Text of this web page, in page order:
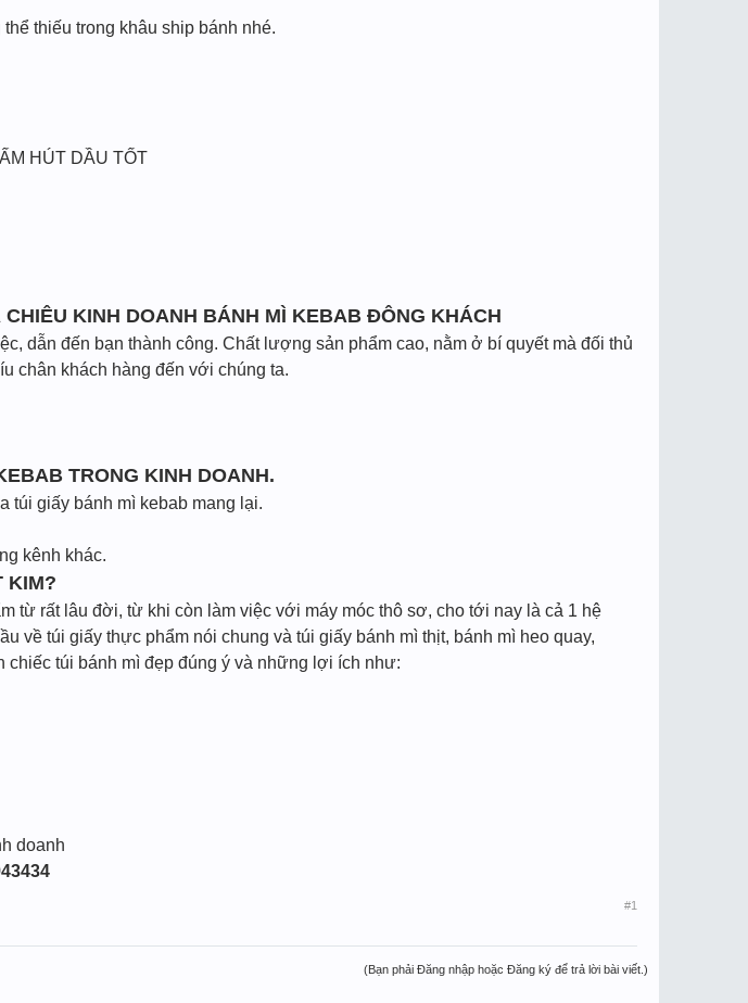
thiếu trong khâu ship bánh nhé.
HÚT DẦU TỐT
KINH DOANH BÁNH MÌ KEBAB ĐÔNG KHÁCH
dẫn đến bạn thành công. Chất lượng sản phẩm cao, nằm ở bí quyết mà đối thủ
chân khách hàng đến với chúng ta.
TRONG KINH DOANH.
túi giấy bánh mì kebab mang lại.
kênh khác.
KIM?
từ rất lâu đời, từ khi còn làm việc với máy móc thô sơ, cho tới nay là cả 1 hệ
về túi giấy thực phẩm nói chung và túi giấy bánh mì thịt, bánh mì heo quay,
túi bánh mì đẹp đúng ý và những lợi ích như:
doanh
#1
(Bạn phải Đăng nhập hoặc Đăng ký để trả lời bài viết.)